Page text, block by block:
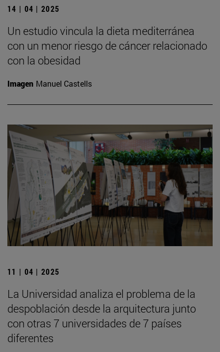
14 | 04 | 2025
Un estudio vincula la dieta mediterránea
con un menor riesgo de cáncer relacionado
con la obesidad
Imagen Manuel Castells
11 | 04 | 2025
La Universidad analiza el problema de la
despoblación desde la arquitectura junto
con otras 7 universidades de 7 países
diferentes